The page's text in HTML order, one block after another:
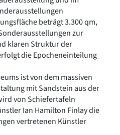
beträgt 3.300 qm,
zur
klaren Struktur der
die Epocheneinteilung
ist von dem massiven
mit Sandstein aus der
von Schiefertafeln
Ian Hamilton Finlay die
vertretenen Künstler